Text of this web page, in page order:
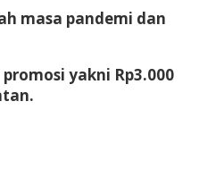
masa pandemi dan
yakni Rp3.000